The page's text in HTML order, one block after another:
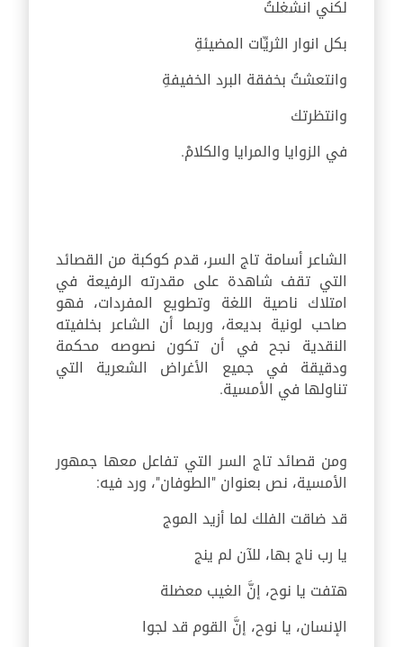
لكني انشغلتُ
بكل انوار الثريِّات المضيئةِ
وانتعشتُ بخفقة البرد الخفيفةِ
وانتظرتك
في الزوايا والمرايا والكلامْ.
الشاعر أسامة تاج السر، قدم كوكبة من القصائد
التي تقف شاهدة على مقدرته الرفيعة في
امتلاك ناصية اللغة وتطويع المفردات، فهو
صاحب لونية بديعة، وربما أن الشاعر بخلفيته
النقدية نجح في أن تكون نصوصه محكمة
ودقيقة في جميع الأغراض الشعرية التي
تناولها في الأمسية.
ومن قصائد تاج السر التي تفاعل معها جمهور
الأمسية، نص بعنوان "الطوفان"، ورد فيه:
قد ضاقت الفلك لما أزيد الموج
يا رب ناج بها، للآن لم ينج
هتفت يا نوح، إنَّ الغيب معضلة
الإنسان، يا نوح، إنَّ القوم قد لجوا